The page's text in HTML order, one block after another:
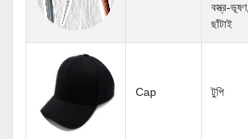
বস্ত্র-ভূষণ,
ছাঁটাই
Cap টুপি